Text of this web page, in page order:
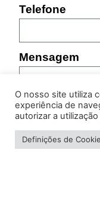
O nosso site utiliza
experiência de
autorizar a
Definições de
Telefone
Mensagem
Por favor, indique